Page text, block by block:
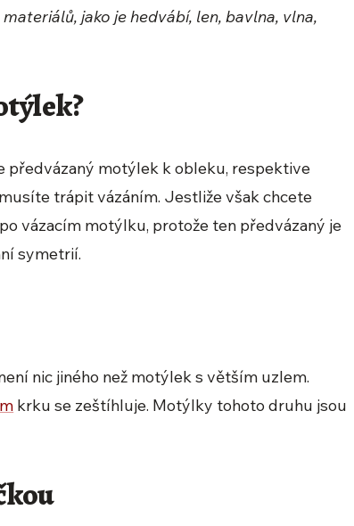
jako je hedvábí, len, bavlna, vlna,
předvázaný motýlek k obleku, respektive
trápit vázáním. Jestliže však chcete
vázacím motýlku, protože ten předvázaný je
symetrií.
nic jiného než motýlek s větším uzlem.
krku se zeštíhluje. Motýlky tohoto druhu jsou